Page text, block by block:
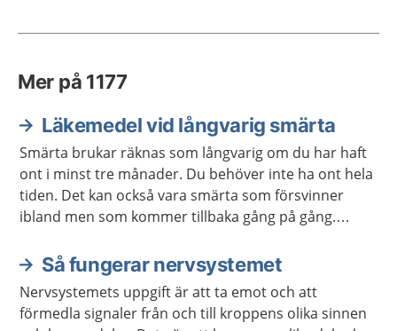
Mer på 1177
Läkemedel vid långvarig smärta
Smärta brukar räknas som långvarig om du har haft
ont i minst tre månader. Du behöver inte ha ont hela
tiden. Det kan också vara smärta som försvinner
ibland men som kommer tillbaka gång på gång.
smärta kan du behöva en annan form av behandling.
Så fungerar nervsystemet
Nervsystemets uppgift är att ta emot och att
förmedla signaler från och till kroppens olika sinnen